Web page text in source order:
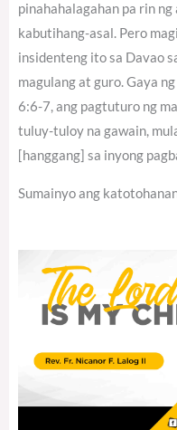
pinahahalagahan pa rin
kabutihang-asal. Pero
insidenteng ito sa Davao
magulang at guro. Gaya
6:6-7, ang pagtuturo ng
tuluy-tuloy na gawain,
[hanggang] sa inyong
Sumainyo ang